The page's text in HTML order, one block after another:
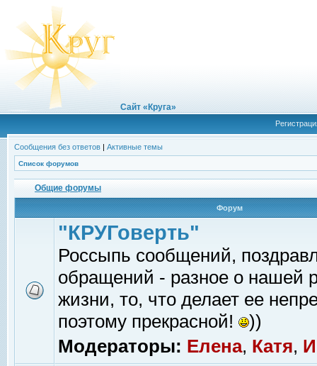
Сайт «Круга»
Сообщения без ответов | Активные темы
Список форумов
Общие форумы
Форум
"КРУГоверть"
Россыпь сообщений,
обращений - разное о нашей
жизни, то, что делает ее
поэтому прекрасной!
))
Модераторы: Елена, Катя,